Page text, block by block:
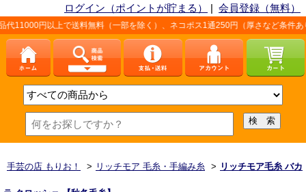
ログイン（ポイントが貯まる） | 会員登録（無料）
送料無料（一部を除く）、ネコポス1通250円（厚さなど条件あり）。詳しくは
手芸の店 もりお！ > リッチモア 毛糸・手編み糸 > リッチモア毛糸 バカ